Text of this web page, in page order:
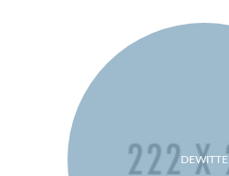
DEWITTE